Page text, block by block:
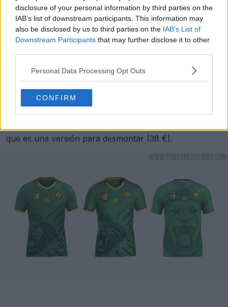
disclosure of your personal information by third parties on the
IAB’s list of downstream participants. This information may
also be disclosed by us to third parties on the IAB’s List of
Downstream Participants that may further disclose it to other
Personal Data Processing Opt Outs
CONFIRM
Los tres diseños están disponibles en tres versiones: la
camiseta de partido AUTÉNTICA que llevan los
jugadores (98 €), la camiseta STADIUM como
que es una versión para desmontar (38 €).